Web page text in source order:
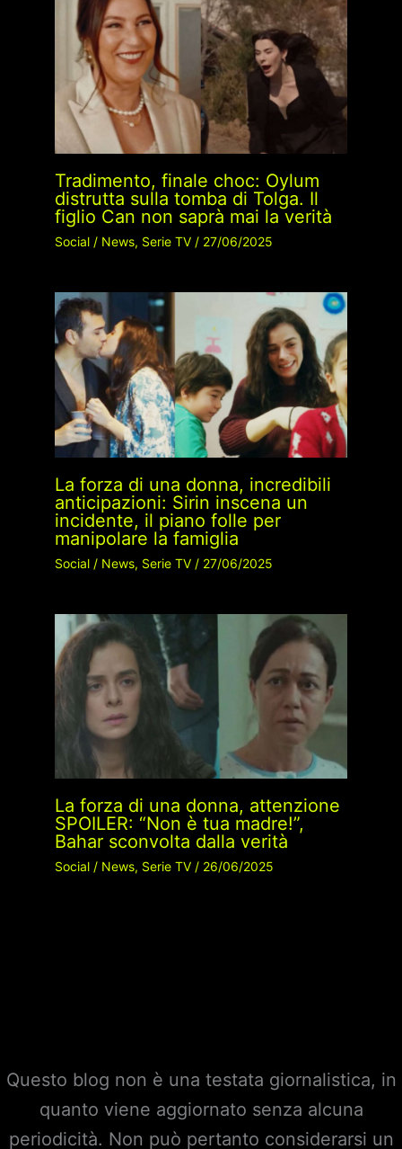
Tradimento, finale choc: Oylum
distrutta sulla tomba di Tolga. Il
figlio Can non saprà mai la verità
Social/ News, Serie TV/ 27/06/2025
La forza di una donna, incredibili
anticipazioni: Sirin inscena un
incidente, il piano folle per
manipolare la famiglia
Social/ News, Serie TV/ 27/06/2025
La forza di una donna, attenzione
SPOILER: “Non è tua madre!”,
Bahar sconvolta dalla verità
Social/ News, Serie TV/ 26/06/2025
Questo blog non è una testata giornalistica, in
quanto viene aggiornato senza alcuna
periodicità. Non può pertanto considerarsi un